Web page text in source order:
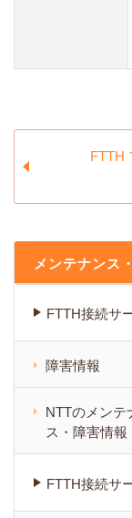
FTTH
メンテナンス
FTTH接続サ
障害情報
NTTのメンテ
ス・障害情報
FTTH接続サ